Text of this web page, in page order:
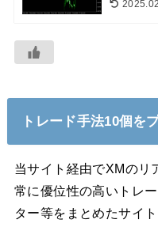
トレード手法10個を
当サイト経由でXMのリ
常に優位性の高いトレ
ター等をまとめたサイト